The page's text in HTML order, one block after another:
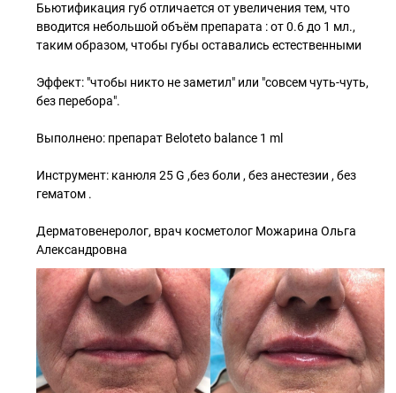
Бьютификация губ отличается от увеличения тем, что
вводится небольшой объём препарата : от 0.6 до 1 мл.,
таким образом, чтобы губы оставались естественными
Эффект: "чтобы никто не заметил" или "совсем чуть-чуть,
без перебора".
Выполнено: препарат Beloteto balance 1 ml
Инструмент: канюля 25 G ,без боли , без анестезии , без
гематом .
Дерматовенеролог, врач косметолог Можарина Ольга
Александровна